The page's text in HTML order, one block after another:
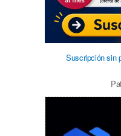
Suscripción sin